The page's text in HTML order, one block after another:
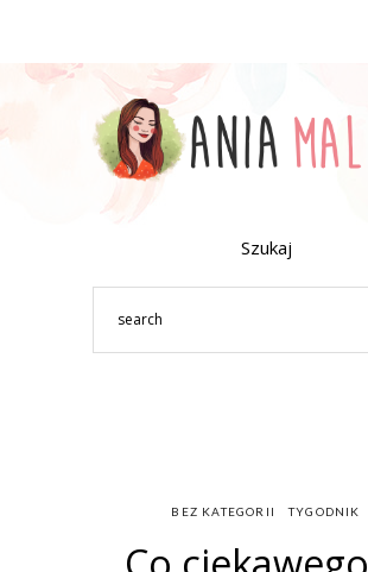
Szukaj
BEZ KATEGORII TYGODNIK